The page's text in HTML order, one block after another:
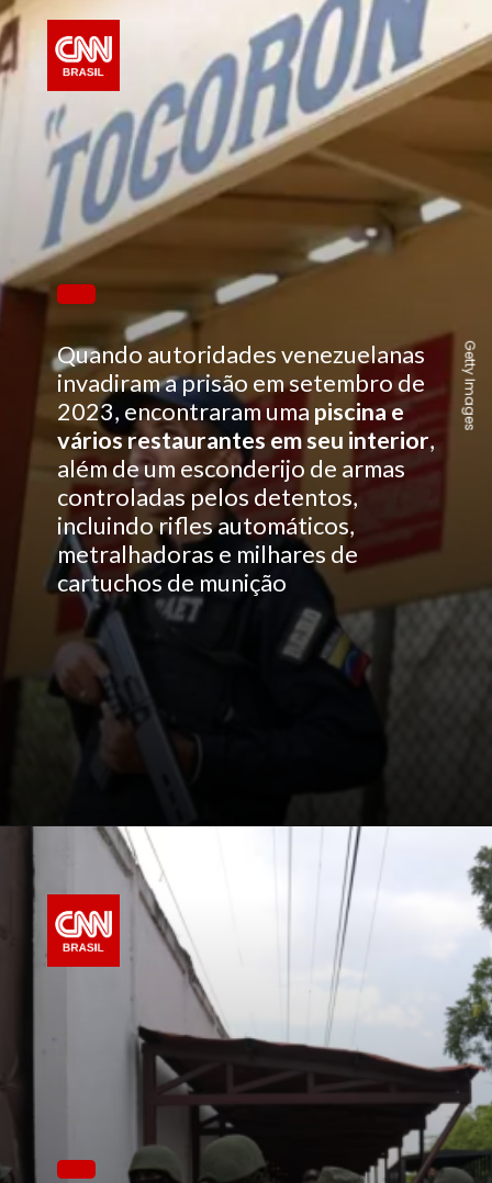
Quando autoridades venezuelanas
invadiram a prisão em setembro de
2023, encontraram uma piscina e
vários restaurantes em seu interior,
além de um esconderijo de armas
controladas pelos detentos,
incluindo rifles automáticos,
metralhadoras e milhares de
cartuchos de munição
Getty Images